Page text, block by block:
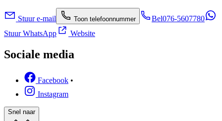
Stuur e-mail Toon telefoonnummer Bel076-5607780
Stuur WhatsApp
Website
Sociale media
Facebook •
Instagram
Snel naar